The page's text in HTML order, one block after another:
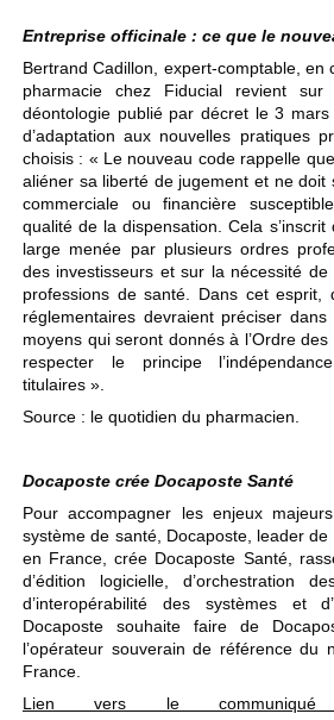
Entreprise officinale : ce que le
Bertrand Cadillon, expert-comptable, en
pharmacie chez Fiducial revient
déontologie publié par décret le 3
d’adaptation aux nouvelles pratiques
choisis : « Le nouveau code rappelle
aliéner sa liberté de jugement et ne doit
commerciale ou financière
qualité de la dispensation. Cela
large menée par plusieurs ordres
des investisseurs et sur la nécessité de
professions de santé. Dans cet esprit,
réglementaires devraient préciser
moyens qui seront donnés à l’Ordre
respecter le principe
titulaires ».
Source : le quotidien du pharmacien.
Docaposte crée Docaposte Santé
Pour accompagner les enjeux
système de santé, Docaposte, leader
en France, crée Docaposte Santé,
d’édition logicielle, d’orchestration
d’interopérabilité des systèmes et
Docaposte souhaite faire de
l’opérateur souverain de référence du
France.
Lien vers le